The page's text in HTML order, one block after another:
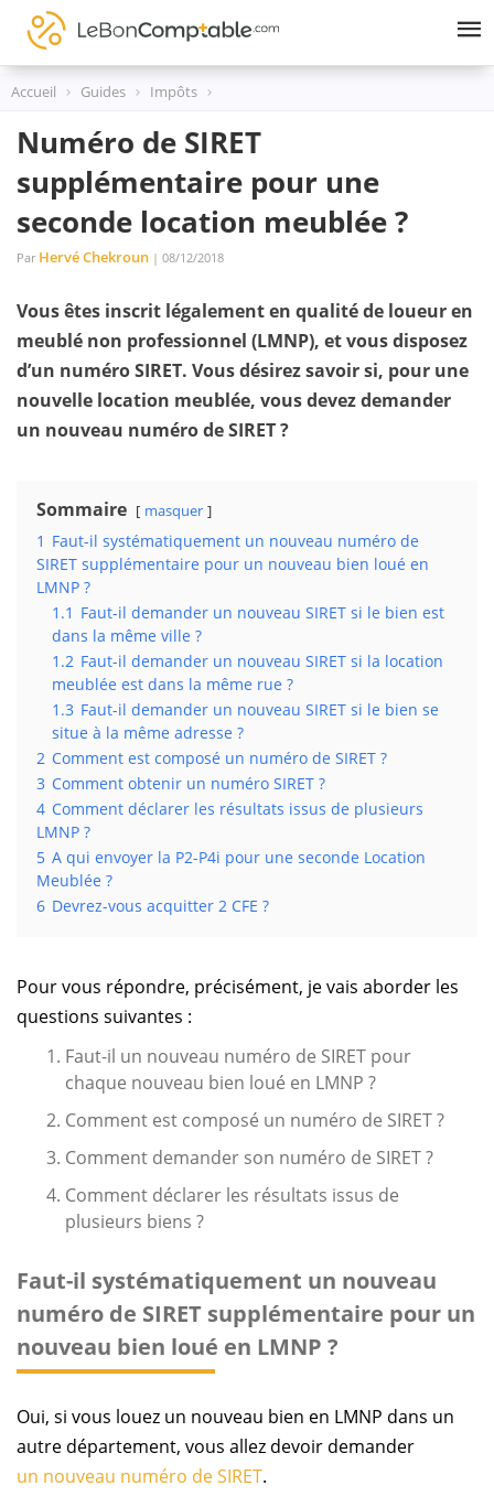
Skip
content
Accueil Guides Impôts
Numéro de SIRET
supplémentaire pour une
seconde location meublée ?
Par Hervé Chekroun | 08/12/2018
Vous êtes inscrit légalement en qualité de loueur en
meublé non professionnel (LMNP), et vous disposez
d’un numéro SIRET. Vous désirez savoir si, pour une
nouvelle location meublée, vous devez demander
un nouveau numéro de SIRET ?
Sommaire masquer
1 Faut-il systématiquement un nouveau numéro de
SIRET supplémentaire pour un nouveau bien loué en
LMNP ?
1.1 Faut-il demander un nouveau SIRET si le bien est
dans la même ville ?
1.2 Faut-il demander un nouveau SIRET si la location
meublée est dans la même rue ?
1.3 Faut-il demander un nouveau SIRET si le bien se
situe à la même adresse ?
2 Comment est composé un numéro de SIRET ?
3 Comment obtenir un numéro SIRET ?
4 Comment déclarer les résultats issus de plusieurs
LMNP ?
5 A qui envoyer la P2-P4i pour une seconde Location
Meublée ?
6 Devrez-vous acquitter 2 CFE ?
Pour vous répondre, précisément, je vais aborder les
questions suivantes :
Faut-il un nouveau numéro de SIRET pour
chaque nouveau bien loué en LMNP ?
Comment est composé un numéro de SIRET ?
Comment demander son numéro de SIRET ?
Comment déclarer les résultats issus de
plusieurs biens ?
Faut-il systématiquement un nouveau
numéro de SIRET supplémentaire pour un
nouveau bien loué en LMNP ?
Oui, si vous louez un nouveau bien en LMNP dans un
autre département, vous allez devoir demander
un nouveau numéro de SIRET.